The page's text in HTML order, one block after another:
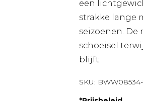
een
strakke lange
seizoenen.
schoeisel
blijft.
SKU: BWW08534-